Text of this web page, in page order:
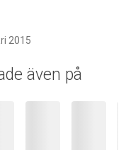
2015
även på